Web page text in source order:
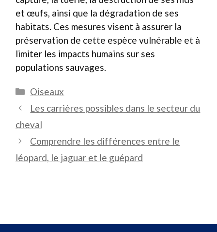
et œufs, ainsi que la dégradation de ses
habitats. Ces mesures visent à assurer la
préservation de cette espèce vulnérable et à
limiter les impacts humains sur ses
populations sauvages.
Catégories
Oiseaux
Les carrières possibles dans le secteur du
cheval
Comprendre les différences entre le
léopard, le jaguar et le guépard